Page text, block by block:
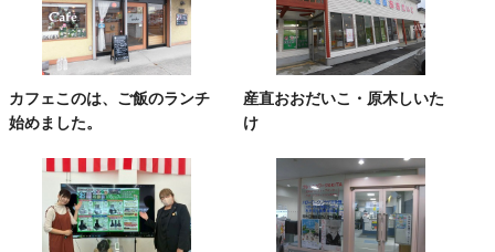
カフェこのは、ご飯のランチ
始めました。
産直おおだいこ・原木しいた
け